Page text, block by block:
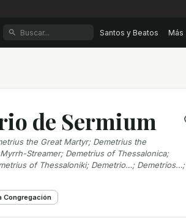
Santos y Beatos Más
de Sermium
the Great Martyr; Demetrius the
Streamer; Demetrius of Thessalonica;
of Thessaloniki; Demetrio…; Demetrios…;
Congregación